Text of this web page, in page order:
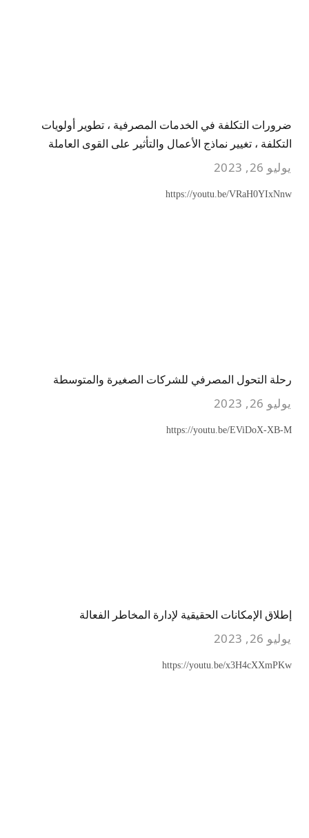
ضرورات التكلفة في الخدمات المصرفية ، تطوير أولويات
التكلفة ، تغيير نماذج الأعمال والتأثير على القوى العاملة
يوليو 26, 2023
https://youtu.be/VRaH0YIxNnw
رحلة التحول المصرفي للشركات الصغيرة والمتوسطة
يوليو 26, 2023
https://youtu.be/EViDoX-XB-M
إطلاق الإمكانات الحقيقية لإدارة المخاطر الفعالة
يوليو 26, 2023
https://youtu.be/x3H4cXXmPKw